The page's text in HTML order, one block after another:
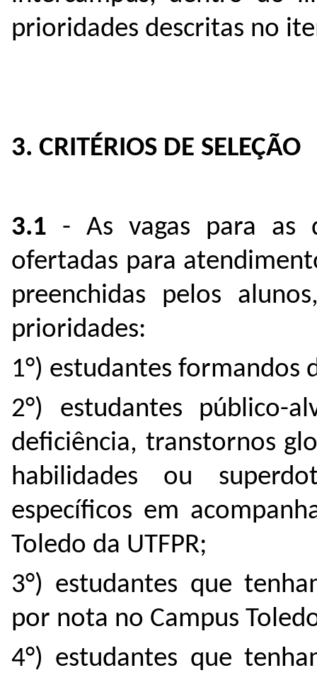
prioridades descritas no
3. CRITÉRIOS DE SELEÇÃO
3.1 - As vagas para as
ofertadas para
preenchidas pelos
prioridades:
1°) estudantes formandos
2°) estudantes público-
deficiência, transtornos
habilidades ou
específicos em
Toledo da UTFPR;
3°) estudantes que
por nota no Campus
4°) estudantes que